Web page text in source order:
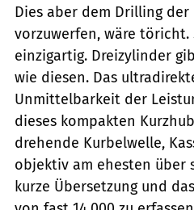
Dies aber dem Drilling der
vorzuwerfen, wäre töricht.
einzigartig. Dreizylinder
wie diesen. Das
Unmittelbarkeit der
dieses kompakten
drehende Kurbelwelle,
objektiv am ehesten über
kurze Übersetzung und